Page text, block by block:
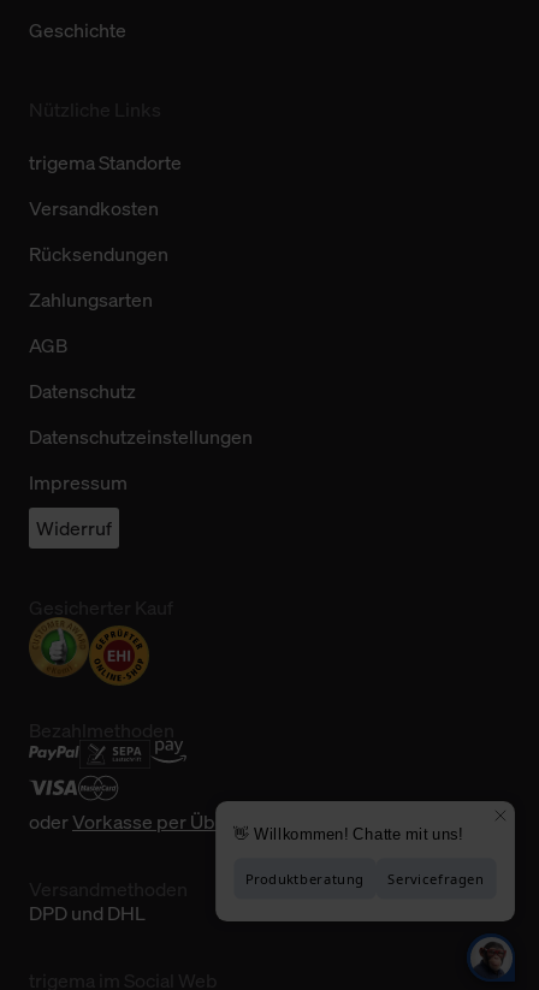
Geschichte
trigema Standorte
Versandkosten
Rücksendungen
Zahlungsarten
AGB
Datenschutz
Datenschutzeinstellungen
Impressum
Widerruf
oderVorkasse per Überweisung
DPD und DHL